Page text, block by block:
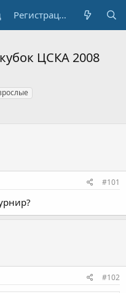
Регистрация
ЦСКА 2008
#101
#102